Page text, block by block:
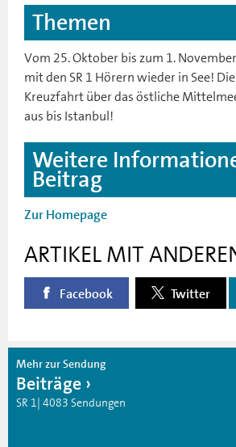
Themen
Vom 25. Oktober bis zum 1.
mit den SR 1 Hörern wieder in See!
Kreuzfahrt über das östliche
aus bis Istanbul!
Weitere
Beitrag
Zur Homepage
ARTIKEL MIT
Facebook Twitter
Mehr zur Sendung
Beiträge
SR 1| 4083 Sendungen